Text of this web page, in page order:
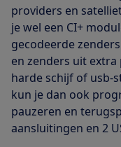
providers en
je wel een CI+
gecodeerde
en zenders uit extra
harde schijf of usb-
kun je dan ook
pauzeren en
aansluitingen en 2